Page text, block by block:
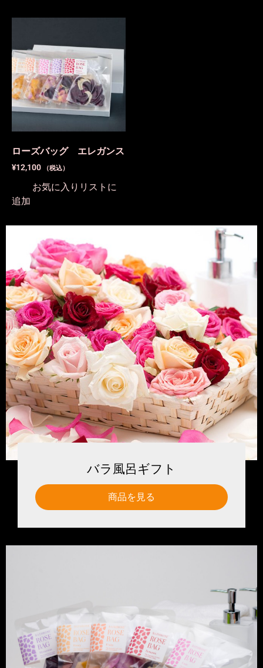
ローズバッグ エレガンス
¥12,100 （税込）
お気に入りリストに
追加
バラ風呂ギフト
商品を見る